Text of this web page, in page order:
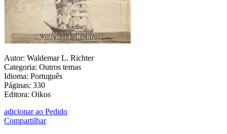
Autor: Waldemar L. Richter
Categoria: Outros temas
Idioma: Português
Páginas: 330
Editora: Oikos
adicionar ao Pedido
Compartilhar